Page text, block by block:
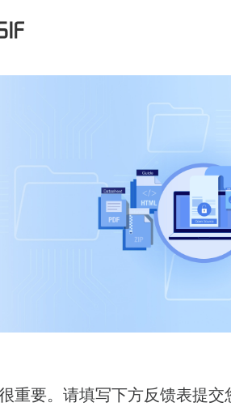
重要。请填写下方反馈表提交